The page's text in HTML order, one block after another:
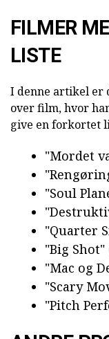
FILMER
LISTE
I denne artikel er
over film, hvor
give en forkortet
"Mordet
"Soul
"Quarter
"Big Shot"
"Mac og
"Scary
"Pitch